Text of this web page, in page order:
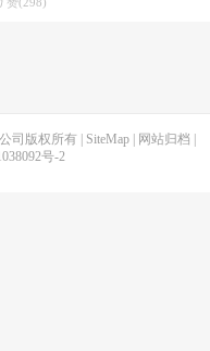
司版权所有 | SiteMap| 网站归档
号-2